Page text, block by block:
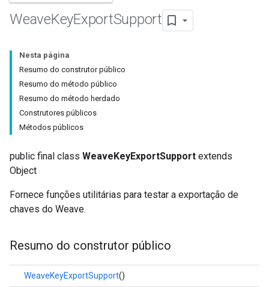
WeaveKeyExportSupport
Nesta página
Resumo do construtor público
Resumo do método público
Resumo do método herdado
Construtores públicos
Métodos públicos
public final class WeaveKeyExportSupport extends
Object
Fornece funções utilitárias para testar a exportação de
chaves do Weave.
Resumo do construtor público
WeaveKeyExportSupport()